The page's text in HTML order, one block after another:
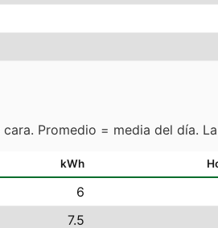
Promedio = media del día.
kWh
6
7.5